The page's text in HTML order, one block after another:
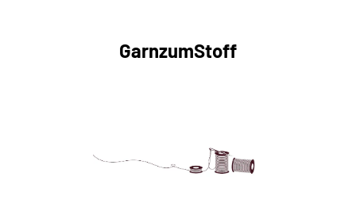
GarnzumStoff